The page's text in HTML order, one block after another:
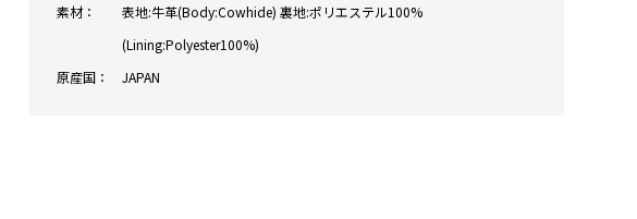
素材：
表地:牛革(Body:Cowhide) 裏地:ポリエステル100%
(Lining:Polyester100%)
原産国：
JAPAN